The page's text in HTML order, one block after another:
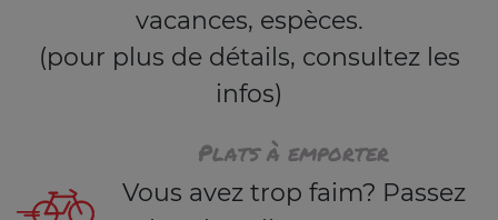
vacances, espèces.
(pour plus de détails, consultez les
infos)
Plats à emporter
Vous avez trop faim? Passez